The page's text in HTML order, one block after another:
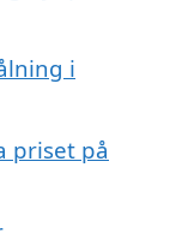
i
priset på